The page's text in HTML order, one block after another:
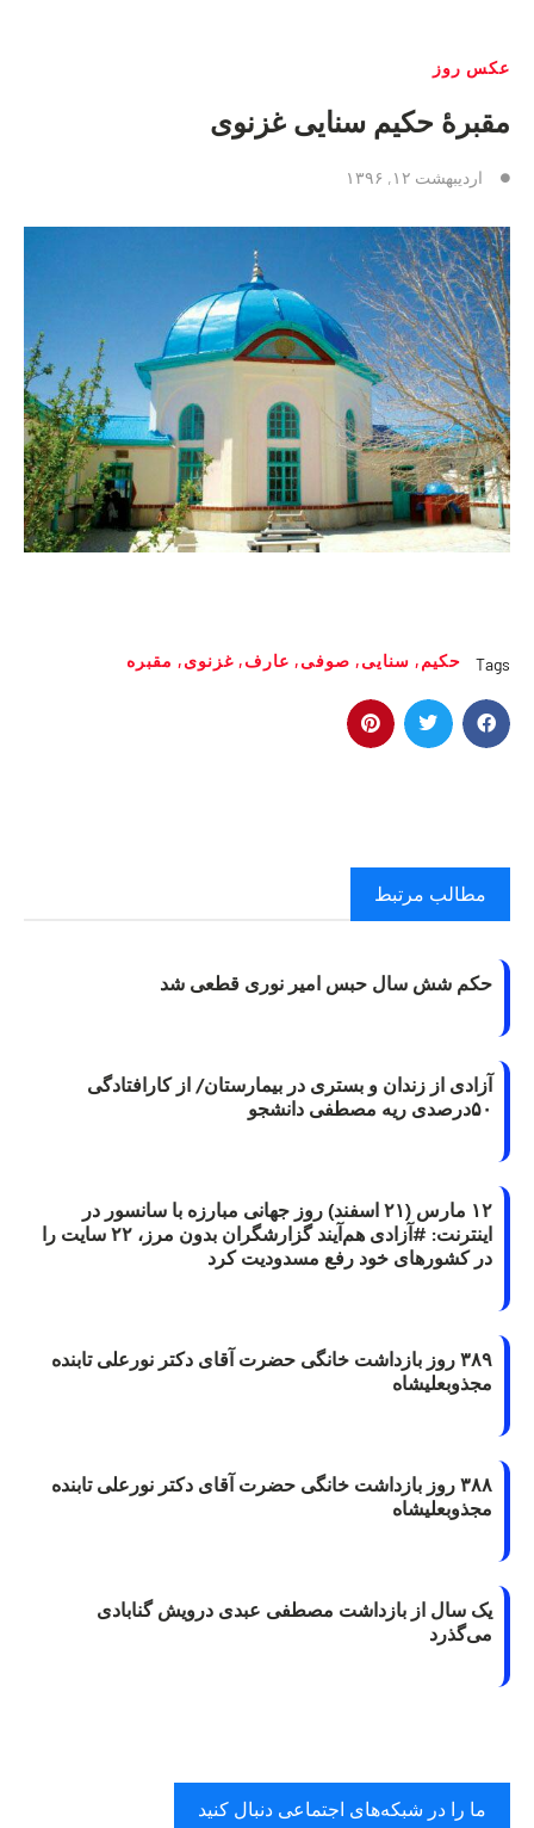
عکس روز
مقبرهٔ حکیم سنایی غزنوی
اردیبهشت ۱۲, ۱۳۹۶
Tags حکیم, سنایی, صوفی, عارف, غزنوی, مقبره
مطالب مرتبط
حکم شش سال حبس امیر نوری قطعی شد
آزادی از زندان و بستری در بیمارستان/ از کارافتادگی
۵۰درصدی ریه مصطفی دانشجو
۱۲ مارس (۲۱ اسفند) روز جهانی مبارزه با سانسور در
اینترنت: #آزادی هم‌آیند گزارشگران‌ بدون مرز، ۲۲ سایت را
در کشورهای خود رفع مسدودیت کرد
۳۸۹ روز بازداشت خانگی حضرت آقای دکتر نورعلی تابنده
مجذوبعلیشاه
۳۸۸ روز بازداشت خانگی حضرت آقای دکتر نورعلی تابنده
مجذوبعلیشاه
یک سال از بازداشت مصطفی عبدی درویش گنابادی
می‌گذرد
ما را در شبکه‌های اجتماعی دنبال کنید